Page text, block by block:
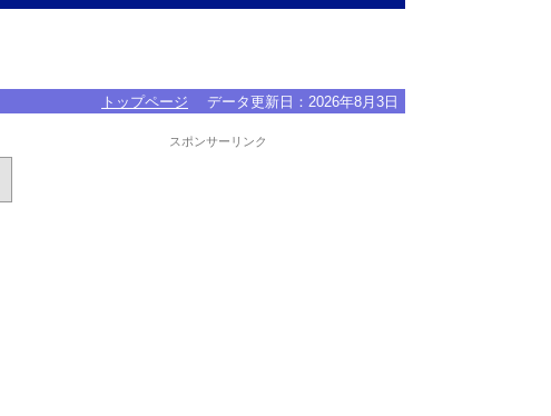
トップページ データ更新日： 2026年8月3日
スポンサーリンク